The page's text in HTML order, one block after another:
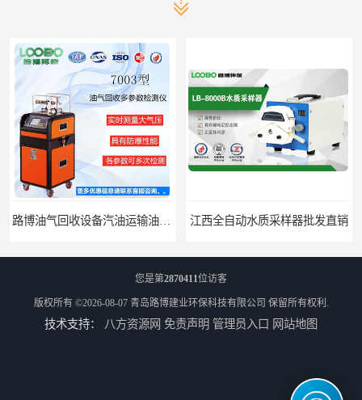
江西全自动水质采样器批发直销
您是第2870411位访客
版权所有 ©2026-08-07 青岛路博建业环保科技有限公司 保留所有权利.
技术支持： 八方资源网 免责声明 管理员入口 网站地图